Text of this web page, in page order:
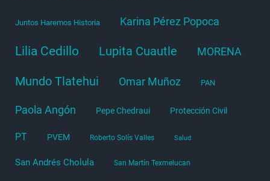
Juntos Haremos Historia Karina Pérez Popoca
Lilia Cedillo Lupita Cuautle MORENA
Mundo Tlatehui Omar Muñoz PAN
Paola Angón Pepe Chedraui Protección Civil
PT PVEM Roberto Solís Valles Salud
San Andrés Cholula San Martín Texmelucan